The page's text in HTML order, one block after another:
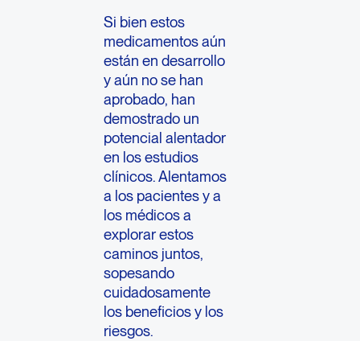
Si bien estos
medicamentos aún
están en desarrollo
y aún no se han
aprobado, han
demostrado un
potencial alentador
en los estudios
clínicos. Alentamos
a los pacientes y a
los médicos a
explorar estos
caminos juntos,
sopesando
cuidadosamente
los beneficios y los
riesgos.